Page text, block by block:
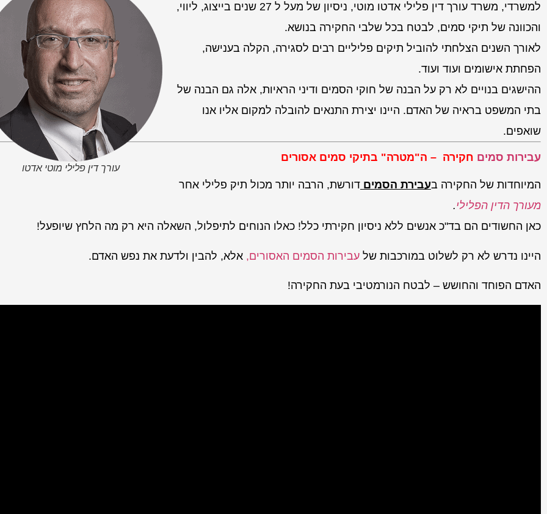
עורך דין פלילי מוטי אדטו
למשרדי, משרד עורך דין פלילי אדטו מוטי, ניסיון של מעל ל 27 שנים בייצוג, ליווי,
והכוונה של תיקי סמים, לבטח בכל שלבי החקירה בנושא.
לאורך השנים הצלחתי להוביל תיקים פליליים רבים לסגירה, הקלה בענישה,
הפחתת אישומים ועוד ועוד.
ההישגים בנויים לא רק על הבנה של חוקי הסמים ודיני הראיות, אלה גם הבנה של
בתי המשפט בראיה של האדם. היינו יצירת התנאים להובלה למקום אליו אנו
שואפים.
עבירות סמים חקירה – ה"מטרה" בתיקי סמים אסורים
המיוחדות של החקירה בעבירת הסמים דורשת, הרבה יותר מכול תיק פלילי אחר
מעורך הדין הפלילי.
כאן החשודים הם בד"כ אנשים ללא ניסיון חקירתי כלל! כאלו הנוחים לתיפלול, השאלה היא רק מה הלחץ שיופעל!
היינו נדרש לא רק לשלוט במורכבות של עבירות הסמים האסורים, אלא, להבין ולדעת את נפש האדם.
האדם הפוחד והחושש – לבטח הנורמטיבי בעת החקירה!